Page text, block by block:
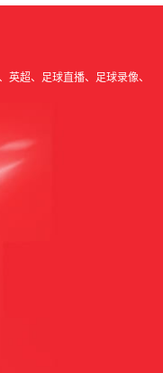
英超 足球直播 足球录像